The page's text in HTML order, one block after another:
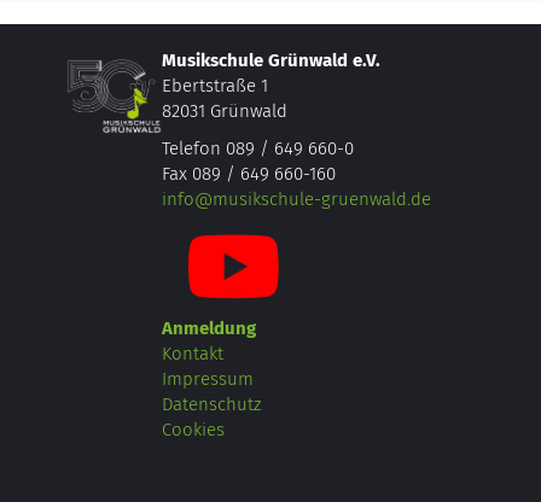
Musikschule Grünwald e.V.
Ebertstraße 1
82031 Grünwald
Telefon 089 / 649 660-0
Fax 089 / 649 660-160
info@musikschule-gruenwald.de
Anmeldung
Kontakt
Impressum
Datenschutz
Cookies